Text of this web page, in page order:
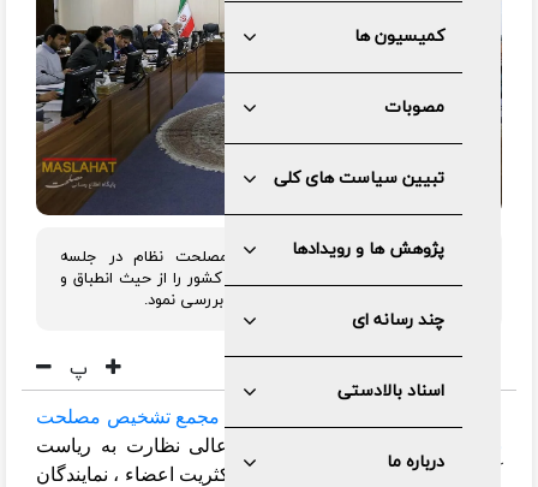
کمیسیون ها
مصوبات
تبیین سیاست های کلی
پژوهش ها و رویدادها
چند رسانه ای
اسناد بالادستی
درباره ما
هیئت‌عالی نظارت مجمع تشخیص مصلحت نظام در جلسه
فوق‌العاده امروز خود لایحه بودجه ۱۴۰۴ کشور را از حیث انطباق و
عدم مغایرت با سیاست‌های کلی ابلاغی بررسی نمود.
پ
مجمع تشخیص مصلحت
در جلسه فوق‌العاده هیئت عالی نظارت به ریاست
آقای دکترعلی لاریجانی و با حضور اکثریت اعضاء ، نمایندگان